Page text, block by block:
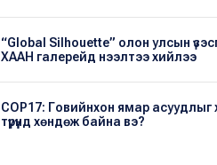
“Global Silhouette” олон улсын
ХААН галерейд нээлтээ хийлээ
COP17: Говийнхон ямар асуудлыг
түрүүнд хөндөж байна вэ?